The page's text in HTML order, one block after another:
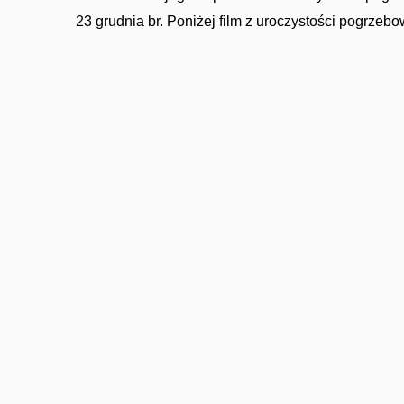
23 grudnia br. Poniżej film z uroczystości